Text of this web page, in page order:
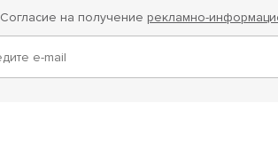
Согласие на получение рекламно-